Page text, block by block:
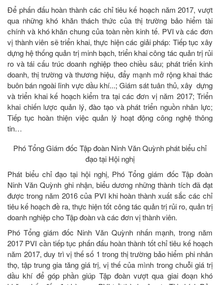
Để phấn đấu hoàn thành các chỉ tiêu kế hoạch năm 2017, vượt
qua những khó khăn thách thức của thị trường bảo hiểm tài
chính và khó khăn chung của toàn nền kinh tế. PVI và các đơn
vị thành viên sẽ triển khai, thực hiện các giải pháp: Tiếp tục xây
dựng hệ thống quản trị minh bạch, triển khai công tác quản trị rủi
ro và tái cấu trúc doanh nghiệp theo chiều sâu; phát triển kinh
doanh, thị trường và thương hiệu, đẩy mạnh mở rộng khai thác
buôn bán ngoài lĩnh vực dầu khí...; Giám sát tuân thủ, xây dựng
và triển khai kế hoạch kiểm tra tại các đơn vị năm 2017; Triển
khai chiến lược quản lý, đào tạo và phát triển nguồn nhân lực;
Tiếp tục hoàn thiện việc quản lý hoạt động công nghệ thông
tin…
Phó Tổng Giám đốc Tập đoàn Ninh Văn Quỳnh phát biểu chỉ
đạo tại Hội nghị
Phát biểu chỉ đạo tại hội nghị, Phó Tổng giám đốc Tập đoàn
Ninh Văn Quỳnh ghi nhận, biểu dương những thành tích đã đạt
được trong năm 2016 của PVI khi hoàn thành xuất sắc các chỉ
tiêu kế hoạch đề ra, thực hiện tốt công tác quản trị rủi ro, quản trị
doanh nghiệp cho Tập đoàn và các đơn vị thành viên.
Phó Tổng giám đốc Ninh Văn Quỳnh nhấn mạnh, trong năm
2017 PVI cần tiếp tục phấn đấu hoàn thành tốt chỉ tiêu kế hoạch
năm 2017, duy trì vị thế số 1 trong thị trường bảo hiểm phi nhân
thọ, tập trung gia tăng giá trị, vị thế của mình trong chuỗi giá trị
dầu khí để góp phần giúp Tập đoàn vượt qua giai đoạn khó